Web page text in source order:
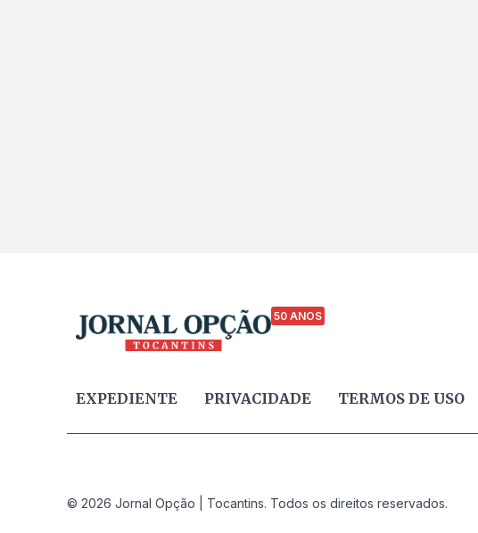
50 ANOS
EXPEDIENTE PRIVACIDADE TERMOS DE USO
© 2026 Jornal Opção | Tocantins. Todos os direitos reservados.